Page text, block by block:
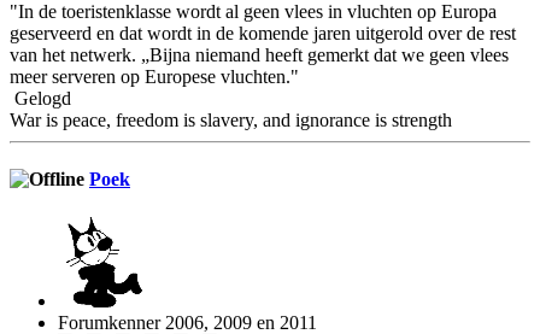
"In de toeristenklasse wordt al geen vlees in vluchten op Europa
geserveerd en dat wordt in de komende jaren uitgerold over de rest
van het netwerk. „Bijna niemand heeft gemerkt dat we geen vlees
meer serveren op Europese vluchten."
Gelogd
War is peace, freedom is slavery, and ignorance is strength
Poek
Forumkenner 2006, 2009 en 2011